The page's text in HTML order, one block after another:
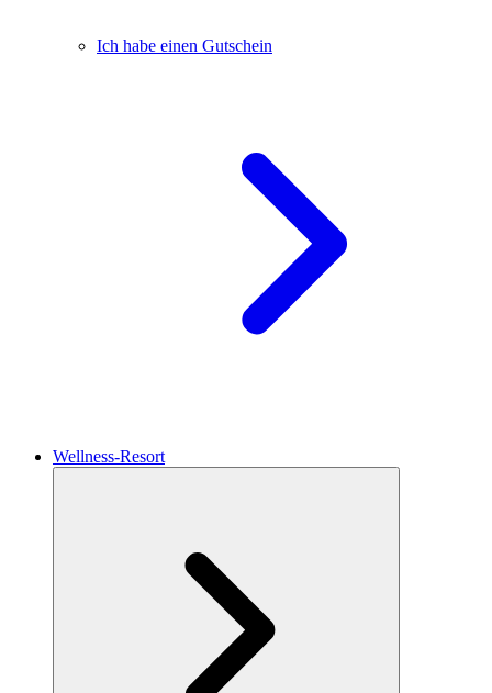
Ich habe einen Gutschein
Wellness-Resort